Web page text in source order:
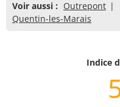
Voir aussi : Outrepont
Quentin-les-Marais
Indice